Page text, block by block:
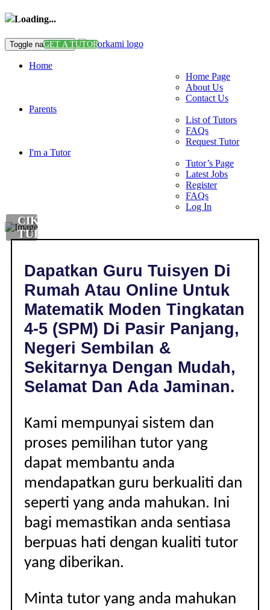
Loading...
Toggle navigationGET A TUTOR
Home
Home Page
About Us
Contact Us
Parents
List of Tutors
FAQs
Request Tutor
I'm a Tutor
Tutor’s Page
Latest Jobs
Register
FAQs
Log In
CIKGU
TUISYEN
DI
PASIR
NEGERI
SEMBILAN
TINGKATAN
4-
(SPM)
Dapatkan Guru Tuisyen Di
Rumah Atau Online Untuk
Matematik Moden Tingkatan
4-5 (SPM) Di Pasir Panjang,
Negeri Sembilan &
Sekitarnya Dengan Mudah,
Selamat Dan Ada Jaminan.
Kami mempunyai sistem dan
proses pemilihan tutor yang
dapat membantu anda
mendapatkan guru berkualiti dan
seperti yang anda mahukan. Ini
bagi memastikan anda sentiasa
berpuas hati dengan kualiti tutor
yang diberikan.
Minta tutor yang anda mahukan